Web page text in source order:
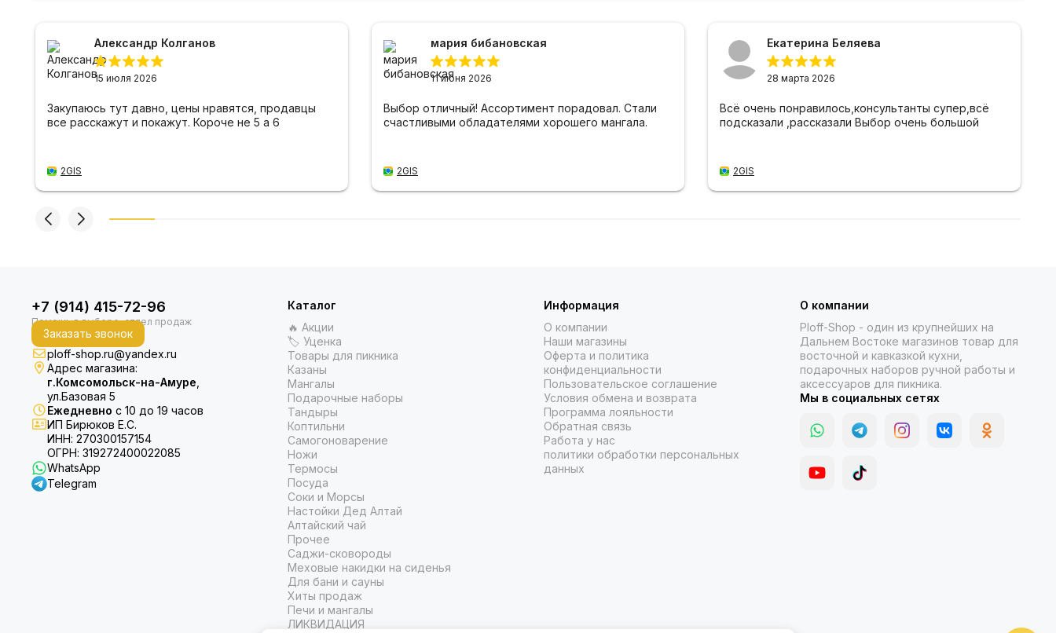
Александр Колганов
15 июля 2026
Закупаюсь тут давно, цены нравятся, продавцы
все расскажут и покажут. Короче не 5 а 6
2GIS
мария бибановская
11 июня 2026
Выбор отличный! Ассортимент порадовал. Стали
счастливыми обладателями хорошего мангала.
2GIS
Екатерина Беляева
28 марта 2026
Всё очень понравилось,консультанты супер,всё
подсказали ,рассказали Выбор очень большой
2GIS
+7 (914) 415-72-96
Заказать звонок
ploff-shop.ru@yandex.ru
Адрес магазина:
г.Комсомольск-на-Амуре
ул.Базовая 5
Ежедневно с 10 до 19 часов
ИП Бирюков Е.С.
ИНН: 270300157154
ОГРН: 319272400022085
WhatsApp
Telegram
Каталог
🔥 Акции
🏷 Уценка
Товары для пикника
Казаны
Мангалы
Подарочные наборы
Тандыры
Коптильни
Самогоноварение
Ножи
Термосы
Посуда
Соки и Морсы
Настойки Дед Алтай
Алтайский чай
Прочее
Саджи-сковороды
Меховые накидки на сиденья
Для бани и сауны
Хиты продаж
Печи и мангалы
ЛИКВИДАЦИЯ
Информация
О компании
Наши магазины
Оферта и политика
конфиденциальности
Пользовательское соглашение
Условия обмена и возврата
Программа лояльности
Обратная связь
Работа у нас
политики обработки персональных
данных
О компании
Ploff-Shop - один из крупнейших на
Дальнем Востоке магазинов товар для
восточной и кавказкой кухни,
подарочных наборов ручной работы и
аксессуаров для пикника.
Мы в социальных сетях